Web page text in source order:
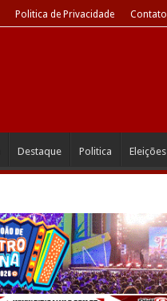
Politica de Privacidade Contato
Destaque Politica Eleições